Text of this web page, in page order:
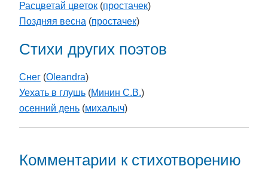
Расцветай цветок (простачек)
Поздняя весна (простачек)
Стихи других поэтов
Снег (Oleandra)
Уехать в глушь (Минин С.В.)
осенний день (михалыч)
Комментарии к стихотворению